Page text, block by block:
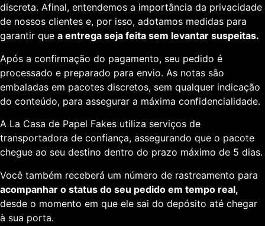
discreta. Afinal, entendemos a importância da privacidade
de nossos clientes e, por isso, adotamos medidas para
garantir que a entrega seja feita sem levantar suspeitas.
Após a confirmação do pagamento, seu pedido é
processado e preparado para envio. As notas são
embaladas em pacotes discretos, sem qualquer indicação
do conteúdo, para assegurar a máxima confidencialidade.
A La Casa de Papel Fakes utiliza serviços de
transportadora de confiança, assegurando que o pacote
chegue ao seu destino dentro do prazo máximo de 5 dias.
Você também receberá um número de rastreamento para
acompanhar o status do seu pedido em tempo real,
desde o momento em que ele sai do depósito até chegar
à sua porta.